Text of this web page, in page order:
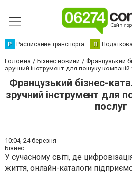
Р Расписание транспорта П
Головна Бізнес новини
Французький
зручний інструмент для пошуку компаній
Французький бізнес-
зручний інструмент для
послуг
10:04, 24 березня
Бізнес
У сучасному світі, де
життя, онлайн-каталоги